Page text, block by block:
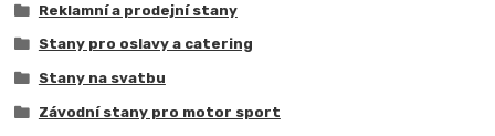
Reklamní a prodejní stany
Stany pro oslavy a catering
Stany na svatbu
Závodní stany pro motor sport